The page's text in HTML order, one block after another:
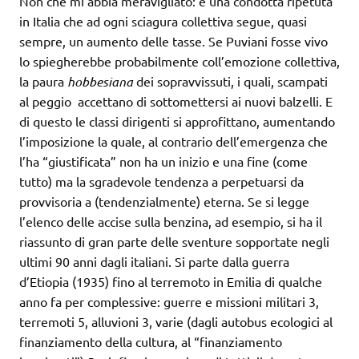
in Italia che ad ogni sciagura collettiva segue, quasi
sempre, un aumento delle tasse. Se Puviani fosse vivo
lo spiegherebbe probabilmente coll’emozione collettiva,
la paura hobbesianadei sopravvissuti, i quali, scampati
al peggio accettano di sottomettersi ai nuovi balzelli. E
di questo le classi dirigenti si approfittano, aumentando
l’imposizione la quale, al contrario dell’emergenza che
l’ha “giustificata” non ha un inizio e una fine (come
tutto) ma la sgradevole tendenza a perpetuarsi da
provvisoria a (tendenzialmente) eterna. Se si legge
l’elenco delle accise sulla benzina, ad esempio, si ha il
riassunto di gran parte delle sventure sopportate negli
ultimi 90 anni dagli italiani. Si parte dalla guerra
d’Etiopia (1935) fino al terremoto in Emilia di qualche
anno fa per complessive: guerre e missioni militari 3,
terremoti 5, alluvioni 3, varie (dagli autobus ecologici al
finanziamento della cultura, al “finanziamento